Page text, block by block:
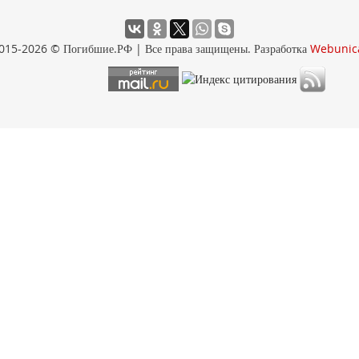
2026 © Погибшие.РФ | Все права защищены. Разработка